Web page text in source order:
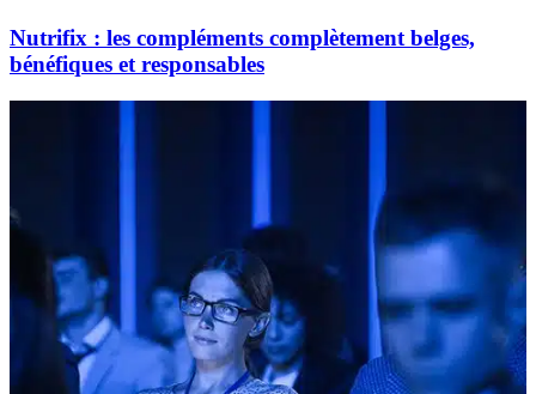
Nutrifix : les compléments complètement belges,
bénéfiques et responsables